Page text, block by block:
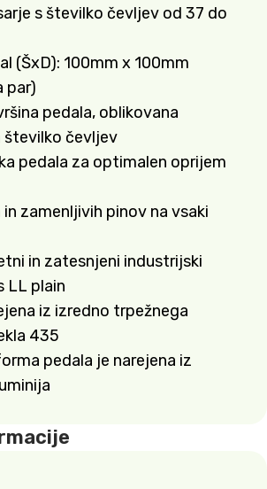
s številko čevljev od 37 do
(ŠxD): 100mm x 100mm
par)
pedala, oblikovana
številko čevljev
pedala za optimalen oprijem
zamenljivih pinov na vsaki
in zatesnjeni industrijski
LL plain
iz izredno trpežnega
435
pedala je narejena iz